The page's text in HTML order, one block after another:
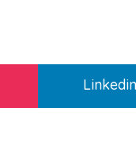
Linkedin